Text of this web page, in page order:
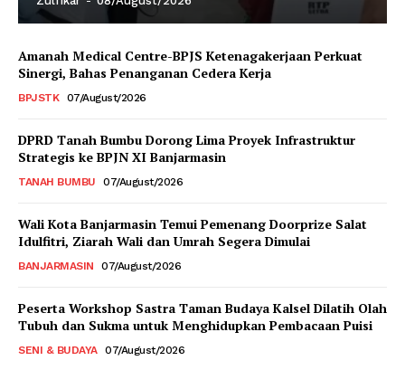
Amanah Medical Centre-BPJS Ketenagakerjaan Perkuat
Sinergi, Bahas Penanganan Cedera Kerja
BPJSTK 07/August/2026
DPRD Tanah Bumbu Dorong Lima Proyek Infrastruktur
Strategis ke BPJN XI Banjarmasin
TANAH BUMBU 07/August/2026
Wali Kota Banjarmasin Temui Pemenang Doorprize Salat
Idulfitri, Ziarah Wali dan Umrah Segera Dimulai
BANJARMASIN 07/August/2026
Peserta Workshop Sastra Taman Budaya Kalsel Dilatih Olah
Tubuh dan Sukma untuk Menghidupkan Pembacaan Puisi
SENI & BUDAYA 07/August/2026